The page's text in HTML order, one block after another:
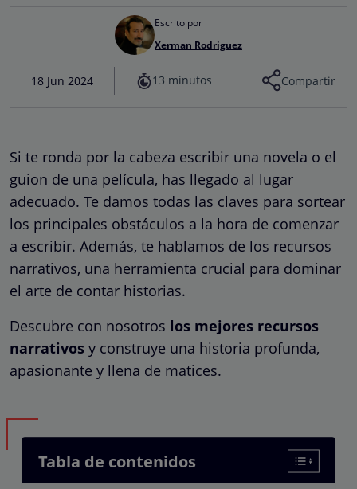
Escrito por
Xerman Rodriguez
18 Jun 2024 13 minutos Compartir
Si te ronda por la cabeza escribir una novela o el
guion de una película, has llegado al lugar
adecuado. Te damos todas las claves para sortear
los principales obstáculos a la hora de comenzar
a escribir. Además, te hablamos de los recursos
narrativos, una herramienta crucial para dominar
el arte de contar historias.
Descubre con nosotros los mejores recursos
narrativos y construye una historia profunda,
apasionante y llena de matices.
Tabla de contenidos